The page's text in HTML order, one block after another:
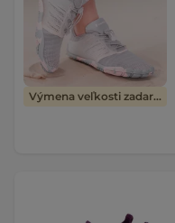
Výmena veľkosti zadarmo